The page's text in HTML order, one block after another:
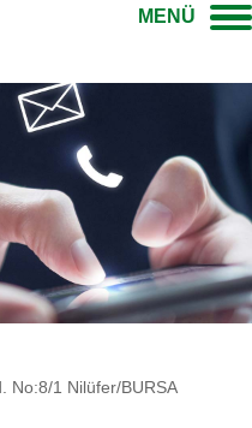
MENÜ
No:8/1 Nilüfer/BURSA